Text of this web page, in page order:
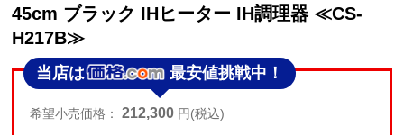
45cm ブラック IHヒーター IH調理器 ≪CS-
H217B≫
当店は 最安値挑戦中！
希望小売価格：212,300 円(税込)